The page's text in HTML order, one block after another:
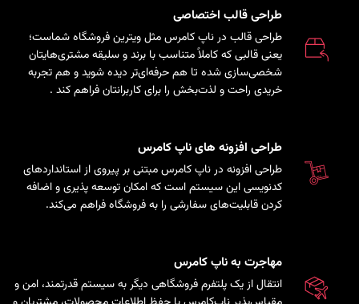
طراحی قالب اختصاصی
طراحی قالب در ناپ کامرس مثل ویترین فروشگاه شماست؛
یعنی قالبی که کاملاً متناسب با برند و سلیقه مشتری‌هایتان
شخصی‌سازی شده تا هم حرفه‌ای‌تر دیده شوید و هم تجربه
خریدی راحت و لذت‌بخش را برای کاربرانتان فراهم کند .
طراحی افزونه های ناپ کامرس
طراحی افزونه در ناپ کامرس مبتنی بر پیروی از استانداردهای
کدنویسی این سیستم است که امکان توسعه پذیری و اضافه
کردن قابلیت‌های سفارشی را به فروشگاه فراهم می‌کند.
مهاجرت به ناپ کامرس
انتقال از یک پلتفرم فروشگاهی دیگر به سیستم قدرتمند، امن و